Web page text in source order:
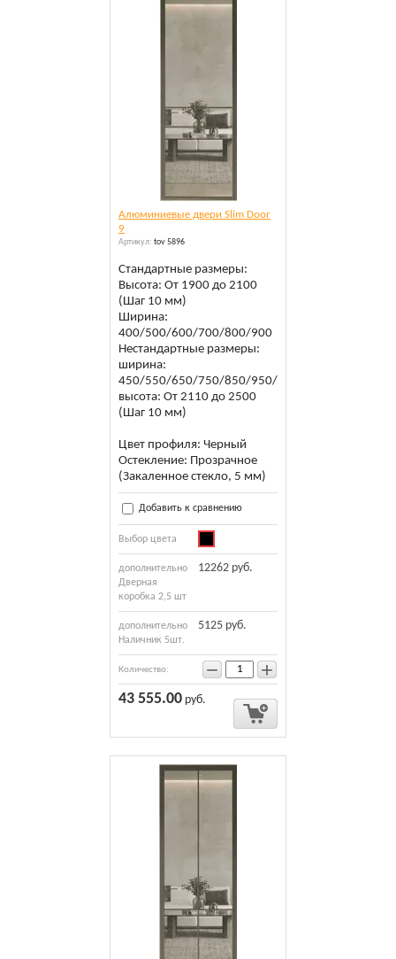
Алюминиевые двери Slim Door
9
Артикул: tov 5896
Стандартные размеры:
Высота: От 1900 до 2100
(Шаг 10 мм)
Ширина:
400/500/600/700/800/900
Нестандартные размеры:
ширина:
450/550/650/750/850/950/1000
высота: От 2110 до 2500
(Шаг 10 мм)
Цвет профиля: Черный
Остекление: Прозрачное
(Закаленное стекло, 5 мм)
Добавить к сравнению
Выбор цвета
дополнительно
Дверная
коробка 2,5 шт
12262 руб.
дополнительно
Наличник 5шт.
5125 руб.
Количество: − +
43 555.00 руб.